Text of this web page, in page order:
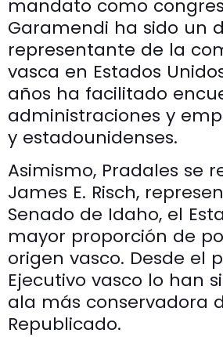
mandato como
Garamendi ha sido un
representante de la
vasca en Estados
años ha facilitado
administraciones y
y estadounidenses.
Asimismo, Pradales se
James E. Risch,
Senado de Idaho, el
mayor proporción de
origen vasco. Desde el
Ejecutivo vasco lo han
ala más conservadora
Republicado.